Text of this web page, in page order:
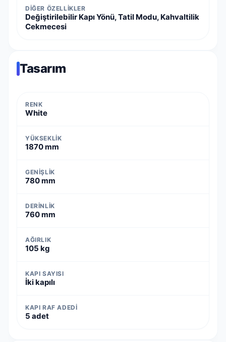
DIĞER ÖZELLIKLER
Değiştirilebilir Kapı Yönü, Tatil Modu, Kahvaltilik
Cekmecesi
Tasarım
RENK
White
YÜKSEKLIK
1870 mm
GENIŞLIK
780 mm
DERINLIK
760 mm
AĞIRLIK
105 kg
KAPI SAYISI
İki kapılı
KAPI RAF ADEDI
5 adet